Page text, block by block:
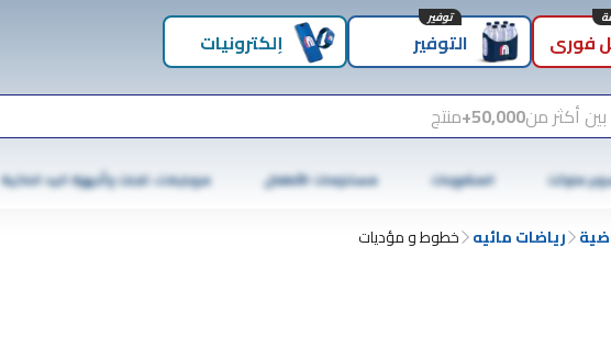
فوري التوفير
توفير
إلكترونيات
أكثر من50,000+ منتج
ماركت المشروبات مستلزمات الأطفال موبايلات، تابلت وأجهزة اليد الذكية
رياضات مائيه خطوط و مؤديات